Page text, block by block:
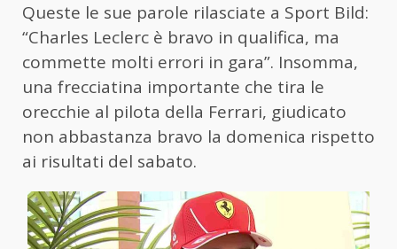
Queste le sue parole rilasciate a Sport Bild:
“Charles Leclerc è bravo in qualifica, ma
commette molti errori in gara”. Insomma,
una frecciatina importante che tira le
orecchie al pilota della Ferrari, giudicato
non abbastanza bravo la domenica rispetto
ai risultati del sabato.